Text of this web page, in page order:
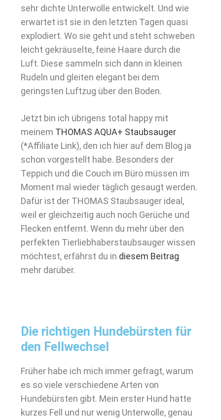
sehr dichte Unterwolle entwickelt. Und wie
erwartet ist sie in den letzten Tagen quasi
explodiert. Wo sie geht und steht schweben
leicht gekräuselte, feine Haare durch die
Luft. Diese sammeln sich dann in kleinen
Rudeln und gleiten elegant bei dem
geringsten Luftzug über den Boden.
Jetzt bin ich übrigens total happy mit
meinem THOMAS AQUA+ Staubsauger
(*Affiliate Link), den ich hier auf dem Blog ja
schon vorgestellt habe. Besonders der
Teppich und die Couch im Büro müssen im
Moment mal wieder täglich gesaugt werden.
Dafür ist der THOMAS Staubsauger ideal,
weil er gleichzeitig auch noch Gerüche und
Flecken entfernt. Wenn du mehr über den
perfekten Tierliebhaberstaubsauger wissen
möchtest, erfährst du in diesem Beitrag
mehr darüber.
Die richtigen Hundebürsten für
den Fellwechsel
Früher habe ich mich immer gefragt, warum
es so viele verschiedene Arten von
Hundebürsten gibt. Mein erster Hund hatte
kurzes Fell und nur wenig Unterwolle, genau